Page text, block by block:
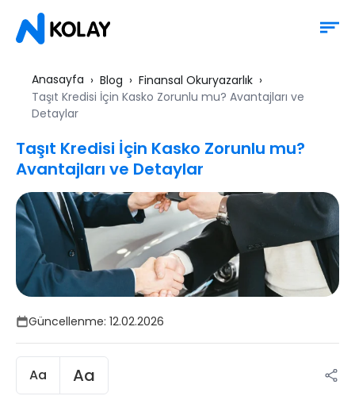
Anasayfa Blog
Finansal Okuryazarlık
Taşıt Kredisi İçin Kasko Zorunlu mu? Avantajları ve
Detaylar
Taşıt Kredisi İçin Kasko Zorunlu mu?
Avantajları ve Detaylar
Güncellenme: 12.02.2026
Aa Aa